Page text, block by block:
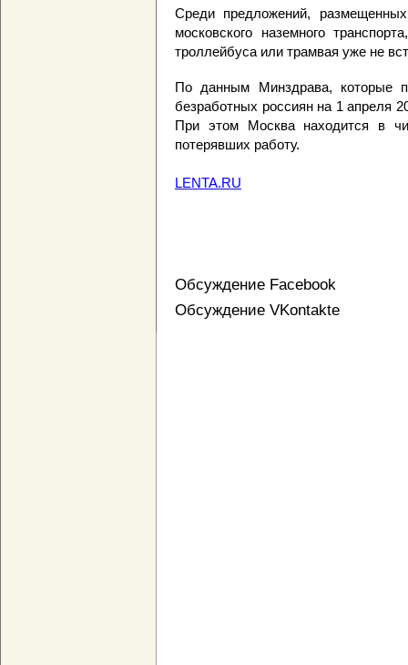
Среди предложений,
московского наземного
троллейбуса или трамвая уже не
По данным Минздрава, которые
безработных россиян на 1 апреля
При этом Москва находится в
потерявших работу.
LENTA.RU
Обсуждение Facebook
Обсуждение VKontakte